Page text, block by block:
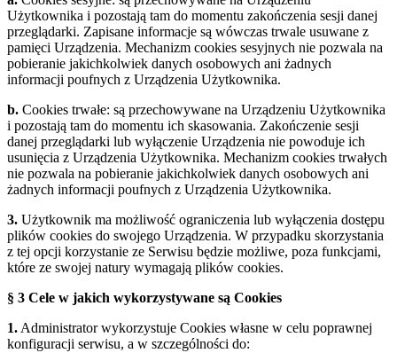
Użytkownika i pozostają tam do momentu zakończenia sesji danej
przeglądarki. Zapisane informacje są wówczas trwale usuwane z
pamięci Urządzenia. Mechanizm cookies sesyjnych nie pozwala na
pobieranie jakichkolwiek danych osobowych ani żadnych
informacji poufnych z Urządzenia Użytkownika.
b. Cookies trwałe: są przechowywane na Urządzeniu Użytkownika
i pozostają tam do momentu ich skasowania. Zakończenie sesji
danej przeglądarki lub wyłączenie Urządzenia nie powoduje ich
usunięcia z Urządzenia Użytkownika. Mechanizm cookies trwałych
nie pozwala na pobieranie jakichkolwiek danych osobowych ani
żadnych informacji poufnych z Urządzenia Użytkownika.
3. Użytkownik ma możliwość ograniczenia lub wyłączenia dostępu
plików cookies do swojego Urządzenia. W przypadku skorzystania
z tej opcji korzystanie ze Serwisu będzie możliwe, poza funkcjami,
które ze swojej natury wymagają plików cookies.
§ 3 Cele w jakich wykorzystywane są Cookies
1.Administrator wykorzystuje Cookies własne w celu poprawnej
konfiguracji serwisu, a w szczególności do: